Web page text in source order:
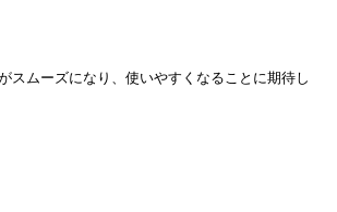
スムーズになり、使いやすくなることに期待し